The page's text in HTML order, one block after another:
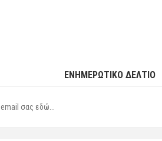
ΕΝΗΜΕΡΩΤΙΚΌ ΔΕΛΤΊΟ